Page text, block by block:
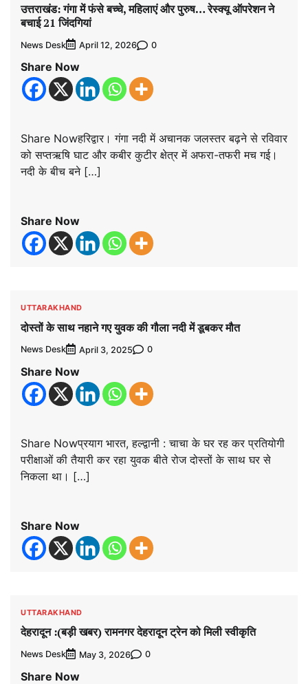
उत्तराखंड: गंगा में फंसे बच्चे, महिलाएं और पुरुष… रेस्क्यू ऑपरेशन ने
बचाई 21 जिंदगियां
News Desk April 12, 2026 0
Share Now
Share Nowहरिद्वार। गंगा नदी में अचानक जलस्तर बढ़ने से रविवार
को सप्तऋषि घाट और कबीर कुटीर क्षेत्र में अफरा-तफरी मच गई।
नदी के बीच बने […]
Share Now
UTTARAKHAND
दोस्तों के साथ नहाने गए युवक की गौला नदी में डूबकर मौत
News Desk April 3, 2025 0
Share Now
Share Nowप्रयाग भारत, हल्द्वानी : चाचा के घर रह कर प्रतियोगी
परीक्षाओं की तैयारी कर रहा युवक बीते रोज दोस्तों के साथ घर से
निकला था। […]
Share Now
UTTARAKHAND
देहरादून :(बड़ी खबर) रामनगर देहरादून ट्रेन को मिली स्वीकृति
News Desk May 3, 2026 0
Share Now